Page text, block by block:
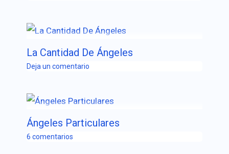
La Cantidad De Ángeles
Deja un comentario
Ángeles Particulares
6 comentarios